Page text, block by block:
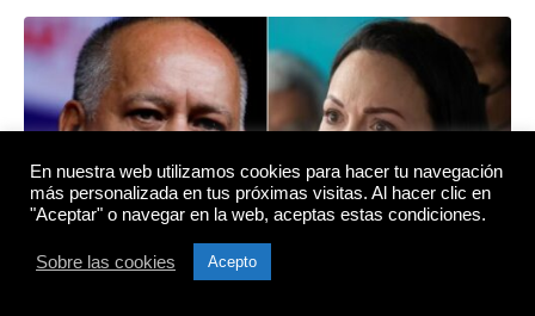
En nuestra web utilizamos cookies para hacer tu navegación
más personalizada en tus próximas visitas. Al hacer clic en
"Aceptar" o navegar en la web, aceptas estas condiciones.
Sobre las cookies Acepto